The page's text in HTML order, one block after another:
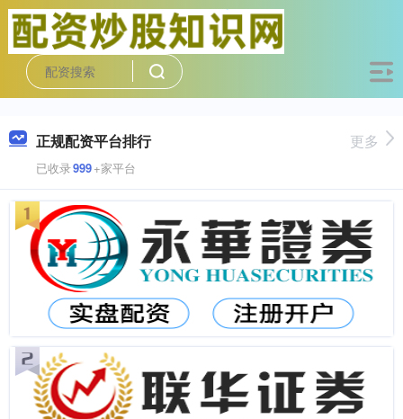
正规配资平台排行
已收录999+家平台
更多